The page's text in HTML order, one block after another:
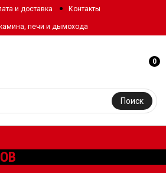
и доставка Контакты
печи и дымохода
Поиск
0